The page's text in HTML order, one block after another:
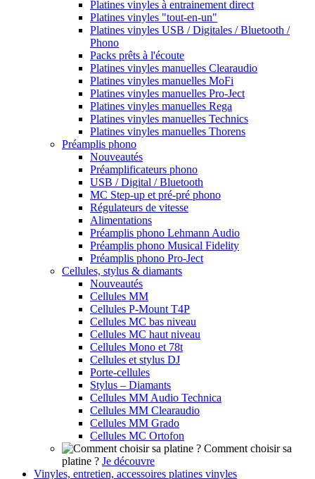
Platines vinyles à entrainement direct
Platines vinyles "tout-en-un"
Platines vinyles USB / Digitales / Bluetooth /
Phono
Packs prêts à l'écoute
Platines vinyles manuelles Clearaudio
Platines vinyles manuelles MoFi
Platines vinyles manuelles Pro-Ject
Platines vinyles manuelles Rega
Platines vinyles manuelles Technics
Platines vinyles manuelles Thorens
Préamplis phono
Nouveautés
Préamplificateurs phono
USB / Digital / Bluetooth
MC Step-up et pré-pré phono
Régulateurs de vitesse
Alimentations
Préamplis phono Lehmann Audio
Préamplis phono Musical Fidelity
Préamplis phono Pro-Ject
Cellules, stylus & diamants
Nouveautés
Cellules MM
Cellules P-Mount T4P
Cellules MC bas niveau
Cellules MC haut niveau
Cellules Mono et 78t
Cellules et stylus DJ
Porte-cellules
Stylus – Diamants
Cellules MM Audio Technica
Cellules MM Clearaudio
Cellules MM Grado
Cellules MC Ortofon
Comment choisir sa
platine ? Je découvre
Vinyles, entretien, accessoires platines vinyles